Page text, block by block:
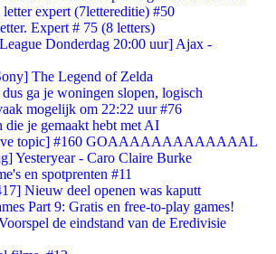
letter expert (7lettereditie) #50
Expert # 75 (8 letters)
Donderdag 20:00 uur] Ajax -
The Legend of Zelda
ga je woningen slopen, logisch
mogelijk om 22:22 uur #76
die je gemaakt hebt met AI
topic] #160 GOAAAAAAAAAAAAAL
Yesteryear - Caro Claire Burke
en spotprenten #11
Nieuw deel openen was kaputt
Part 9: Gratis en free-to-play games!
de eindstand van de Eredivisie